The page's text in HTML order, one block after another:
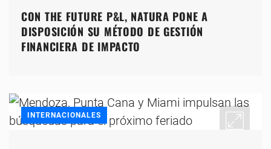
CON THE FUTURE P&L, NATURA PONE A
DISPOSICIÓN SU MÉTODO DE GESTIÓN
FINANCIERA DE IMPACTO
INTERNACIONALES